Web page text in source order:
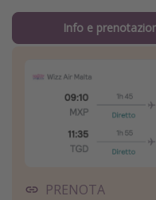
Info e
PRENOTA